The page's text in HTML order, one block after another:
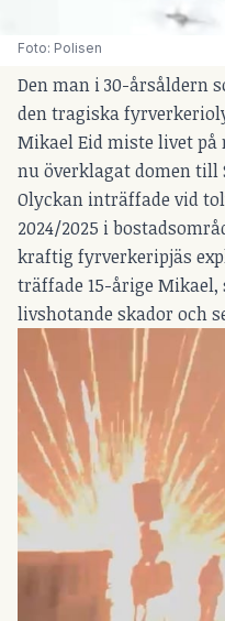
Foto: Polisen
Den man i 30-årsåldern
den tragiska
Mikael Eid miste livet
nu överklagat domen till
Olyckan inträffade vid
2024/2025 i
kraftig fyrverkeripjäs
träffade 15-årige
livshotande skador och